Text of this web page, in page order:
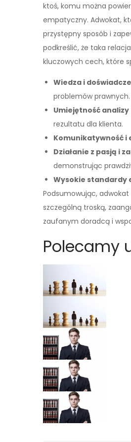
ktoś, komu można
empatyczny. Adwokat,
przystępny sposób i
podkreślić, że taka
kluczowych cech, które
Wiedza i
problemów prawnych.
Umiejętność analizy
rezultatu dla klienta.
Komunikatywność i
Działanie z pasją i
demonstrując
Wysokie standardy
Podsumowując,
szczególną troską,
zaufanym doradcą i
Polecamy